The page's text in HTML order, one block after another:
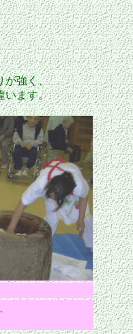
が強く、
います。